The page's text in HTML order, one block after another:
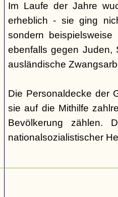
Im Laufe der Jahre
erheblich - sie ging
sondern
ebenfalls gegen Juden,
ausländische
Die Personaldecke der
sie auf die Mithilfe
Bevölkerung zählen.
nationalsozialistischer